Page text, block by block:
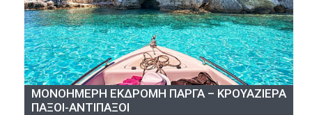
ΜΟΝΟΗΜΕΡΗ ΕΚΔΡΟΜΗ ΠΑΡΓΑ – ΚΡΟΥΑΖΙΕΡΑ
ΠΑΞΟΙ-ΑΝΤΙΠΑΞΟΙ